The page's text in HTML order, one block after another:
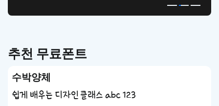
추천 무료폰트
수박양체
쉽게 배우는 디자인 클래스 abc 123